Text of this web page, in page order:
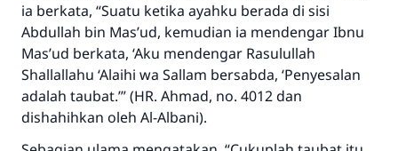
ia berkata, “Suatu ketika ayahku berada di sisi
Abdullah bin Mas’ud, kemudian ia mendengar Ibnu
Mas’ud berkata, ‘Aku mendengar Rasulullah
Shallallahu ‘Alaihi wa Sallam bersabda, ‘Penyesalan
adalah taubat.’”(HR. Ahmad, no. 4012 dan
dishahihkan oleh Al-Albani).